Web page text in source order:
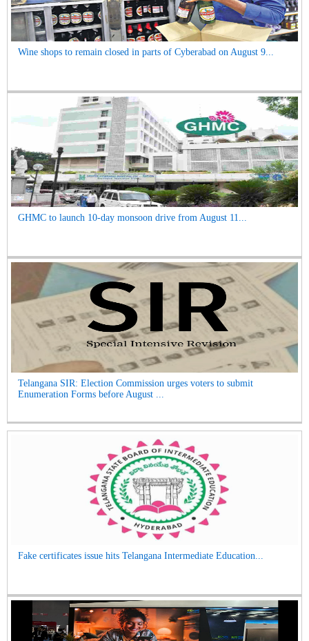
Wine shops to remain closed in parts of Cyberabad on August 9...
GHMC to launch 10-day monsoon drive from August 11...
Telangana SIR: Election Commission urges voters to submit
Enumeration Forms before August ...
Fake certificates issue hits Telangana Intermediate Education...